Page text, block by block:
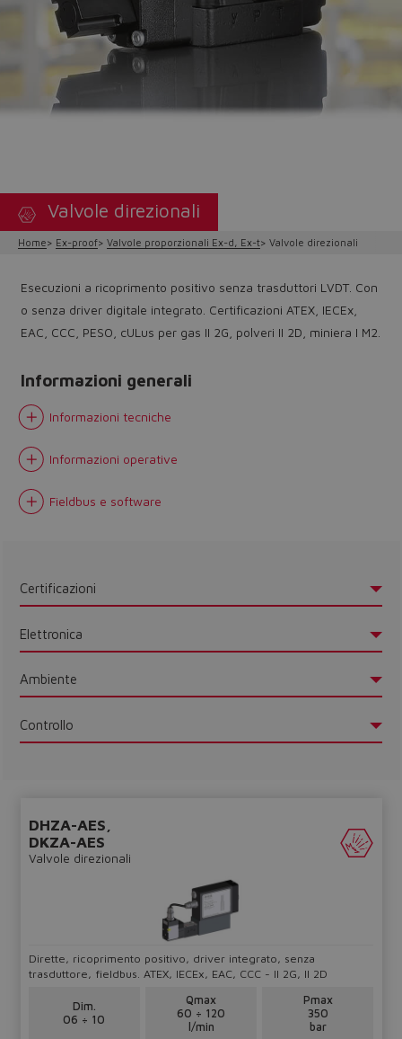
configurator?
Valvole direzionali
Home Ex-proof Valvole proporzionali Ex-d, Ex-t Valvole direzionali
Esecuzioni a ricoprimento positivo senza trasduttori LVDT. Con
o senza driver digitale integrato. Certificazioni ATEX, IECEx,
EAC, CCC, PESO, cULus per gas II 2G, polveri II 2D, miniera I M2.
Informazioni generali
Informazioni tecniche
Informazioni operative
Fieldbus e software
Certificazioni
Elettronica
Ambiente
Controllo
DHZA-AES,
DKZA-AES
Valvole direzionali
Dirette, ricoprimento positivo, driver integrato, senza
trasduttore, fieldbus. ATEX, IECEx, EAC, CCC - II 2G, II 2D
Dim.
06 ÷ 10
Qmax
60 ÷ 120
l/min
Pmax
350
bar